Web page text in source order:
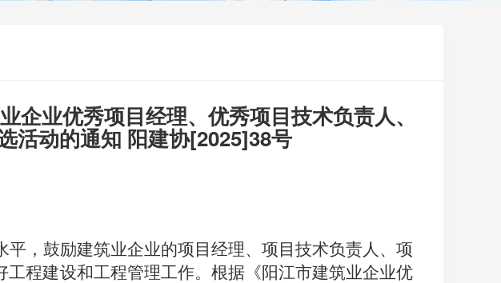
企业优秀项目经理、优秀项目技术负责人、
活动的通知 阳建协[2025]38号
， 鼓励建筑业企业的项目经理、项目技术负责人、项
工程建设和工程管理工作。根据《阳江市建筑业企业优